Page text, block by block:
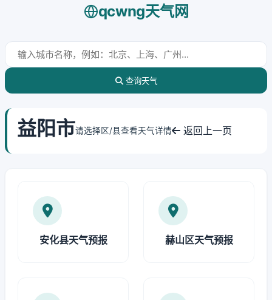
qcwng天气网
查询天气
益阳市请选择区/县查看天气详情 返回上一页
安化县天气预报 赫山区天气预报